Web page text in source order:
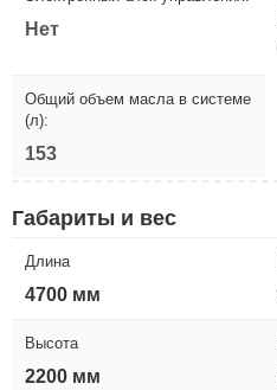
Нет
Общий объем масла в системе
(л):
153
Габариты и вес
Длина
4700 мм
Высота
2200 мм